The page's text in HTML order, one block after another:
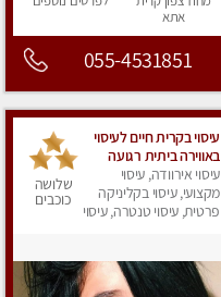
אתא
055-4531851
עיסוי בקרית חיים לעיסוי
באווירה ביתית רגועה
עיסוי אירוודה, עיסוי
מקצועי, עיסוי בקליניקה
פרטית, עיסוי טנטרה, עיסוי
שלושה
כוכבים